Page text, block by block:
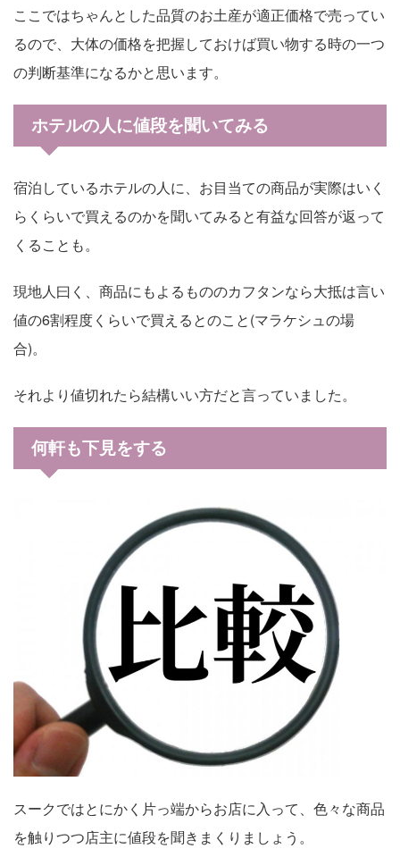
ここではちゃんとした品質のお土産が適正価格で売ってい
るので、大体の価格を把握しておけば買い物する時の一つ
の判断基準になるかと思います。
ホテルの人に値段を聞いてみる
宿泊しているホテルの人に、お目当ての商品が実際はいく
らくらいで買えるのかを聞いてみると有益な回答が返って
くることも。
現地人曰く、商品にもよるもののカフタンなら大抵は言い
値の6割程度くらいで買えるとのこと(マラケシュの場
合)。
それより値切れたら結構いい方だと言っていました。
何軒も下見をする
スークではとにかく片っ端からお店に入って、色々な商品
を触りつつ店主に値段を聞きまくりましょう。